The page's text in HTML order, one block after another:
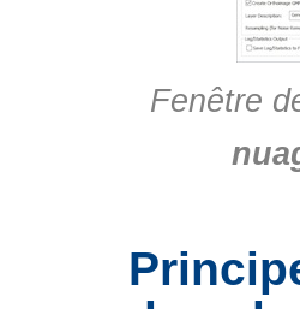
Fenêtre